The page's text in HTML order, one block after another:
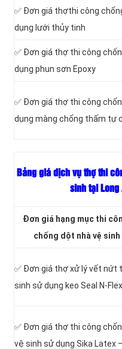
✅ Đơn giá thợthi công
dụng lưới thủy tinh
✅ Đơn giá thợ thi công
dụng phun sơn Epoxy
✅ Đơn giá thợ thi công
dụng màng chống thấm tự
Bảng giá dịch vụ thợ thi
sinh tại Long
Đơn giá hạng mục thi
chống dột nhà vệ
✅ Đơn giá thợ xử lý vết nứt
sinh sử dụng keo Seal N-
✅ Đơn giá thợ thi công
vệ sinh sử dụng Sika Latex